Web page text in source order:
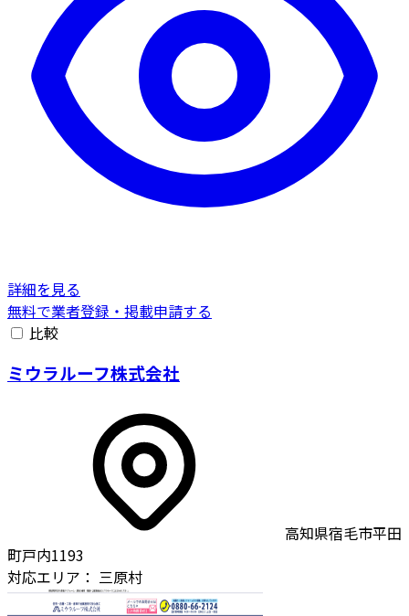
詳細を見る
無料で業者登録・掲載申請する
比較
ミウラルーフ株式会社
高知県宿毛市平田
町戸内1193
対応エリア： 三原村